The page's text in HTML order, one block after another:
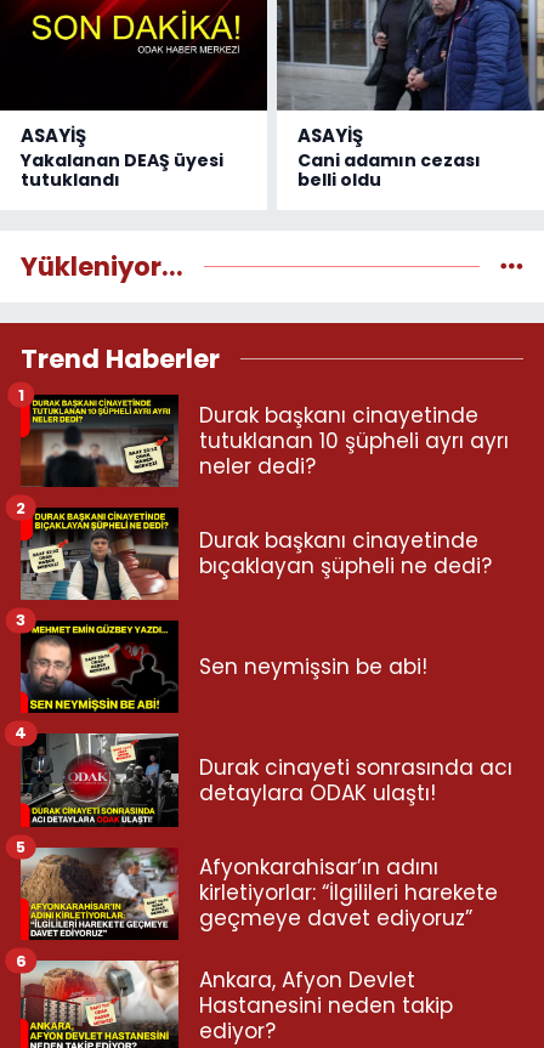
ASAYİŞ
Yakalanan DEAŞ üyesi
tutuklandı
ASAYİŞ
Cani adamın cezası
belli oldu
Yükleniyor...
Trend Haberler
Durak başkanı cinayetinde
tutuklanan 10 şüpheli ayrı ayrı
neler dedi?
1
Durak başkanı cinayetinde
bıçaklayan şüpheli ne dedi?
2
Sen neymişsin be abi!
3
Durak cinayeti sonrasında acı
detaylara ODAK ulaştı!
4
Afyonkarahisar’ın adını
kirletiyorlar: “İlgilileri harekete
geçmeye davet ediyoruz”
5
Ankara, Afyon Devlet
Hastanesini neden takip
ediyor?
6